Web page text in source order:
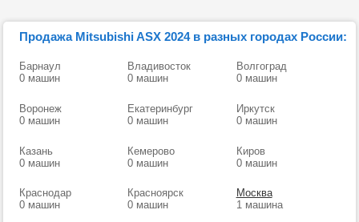
Продажа Mitsubishi ASX 2024 в разных городах России:
Барнаул
0 машин
Владивосток
0 машин
Волгоград
0 машин
Воронеж
0 машин
Екатеринбург
0 машин
Иркутск
0 машин
Казань
0 машин
Кемерово
0 машин
Киров
0 машин
Краснодар
0 машин
Красноярск
0 машин
Москва
1 машина